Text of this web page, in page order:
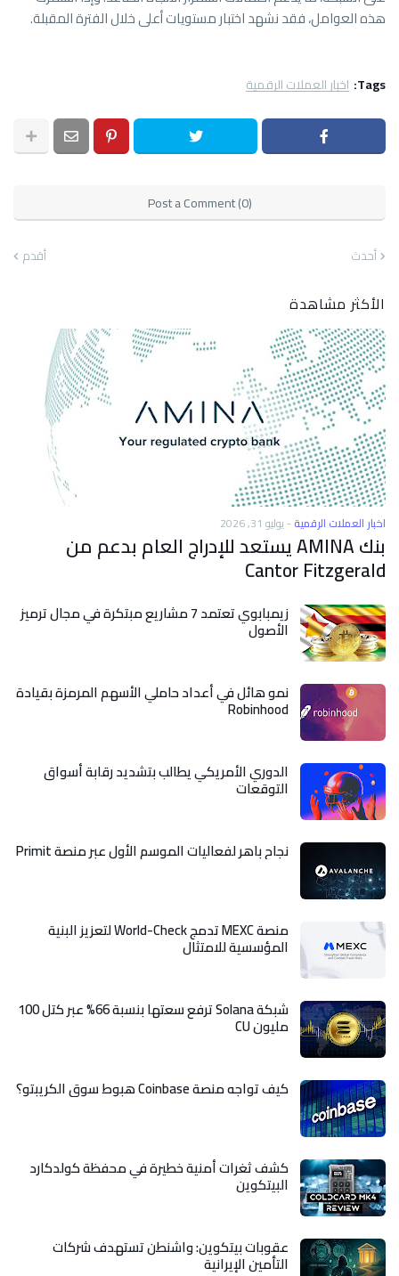
هذه العوامل، فقد نشهد اختبار مستويات أعلى خلال الفترة المقبلة.
Tags: اخبار العملات الرقمية
Post a Comment (0)
أحدث أقدم
الأكثر مشاهدة
اخبار العملات الرقمية-يوليو 31, 2026
بنك AMINA يستعد للإدراج العام بدعم من
Cantor Fitzgerald
زيمبابوي تعتمد 7 مشاريع مبتكرة في مجال ترميز
الأصول
نمو هائل في أعداد حاملي الأسهم المرمزة بقيادة
Robinhood
الدوري الأمريكي يطالب بتشديد رقابة أسواق
التوقعات
نجاح باهر لفعاليات الموسم الأول عبر منصة Primit
منصة MEXC تدمج World-Check لتعزيز البنية
المؤسسية للامتثال
شبكة Solana ترفع سعتها بنسبة 66% عبر كتل 100
مليون CU
كيف تواجه منصة Coinbase هبوط سوق الكريبتو؟
كشف ثغرات أمنية خطيرة في محفظة كولدكارد
البيتكوين
عقوبات بيتكوين: واشنطن تستهدف شركات
التأمين الإيرانية